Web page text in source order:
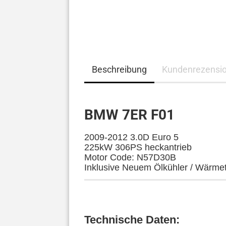
Beschreibung
BMW 7ER F01
2009-2012 3.0D Euro 5
225kW 306PS heckantrieb
Motor Code: N57D30B
Inklusive Neuem Ölkühler /
Technische Daten: